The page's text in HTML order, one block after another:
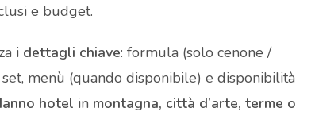
e budget.
i dettagli chiave: formula (solo cenone /
set, menù (quando disponibile) e disponibilità
hotel in montagna, città d’arte, terme o